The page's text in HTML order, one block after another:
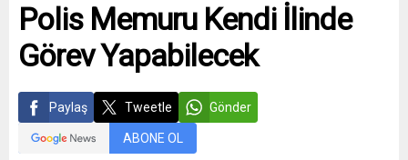
Polis Memuru Kendi İlinde
Görev Yapabilecek
Paylaş Tweetle Gönder
ABONE OL